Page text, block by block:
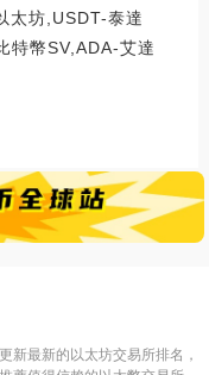
太坊,USDT-泰達
特幣SV,ADA-艾達
新最新的以太坊交易所排名，